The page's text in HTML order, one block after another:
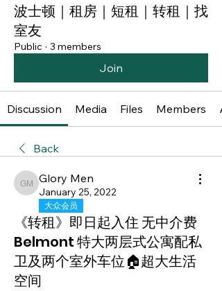
波士顿｜租房｜短租｜转租｜找
室友
Public · 3 members
Join
Discussion Media Files Members
Back
Glory Men
Glory Men
January 25, 2022
大众会员
《转租》即日起入住 无中介费
Belmont 特大两层式公寓配私
卫及两个室外车位🏠超大生活
空间